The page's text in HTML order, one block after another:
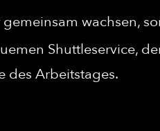
wachsen,
Shuttleservice,
des Arbeitstages.